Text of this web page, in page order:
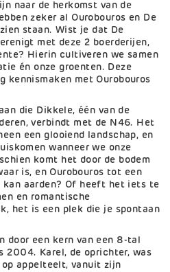
naar de herkomst van de
zeker al Ourobouros en De
staan. Wist je dat De
met deze 2 boerderijen,
Hierin cultiveren we samen
én onze groenten. Deze
kennismaken met Ourobouros
die Dikkele, één van de
verbindt met de N46. Het
een glooiend landschap, en
wanneer we onze
komt het door de bodem
is, en Ourobouros tot een
kan aarden? Of heeft het iets te
en romantische
het is een plek die je spontaan
door een kern van een 8-tal
2004. Karel, de oprichter, was
appelteelt, vanuit zijn